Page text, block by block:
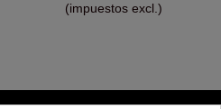
(impuestos excl.)